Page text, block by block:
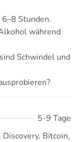
Stunden.
während
Schwindel und
5-9 Tage
Bitcoin,